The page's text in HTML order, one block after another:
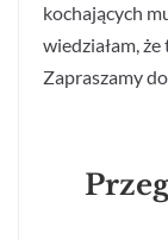
kochających
wiedziałam,
Zapraszamy